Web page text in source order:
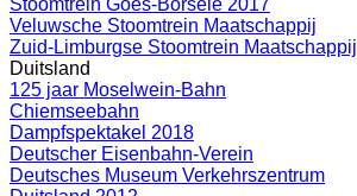
Stoomtrein Goes-Borsele 2017
Veluwsche Stoomtrein Maatschappij
Zuid-Limburgse Stoomtrein Maatschappij
Duitsland
125 jaar Moselwein-Bahn
Chiemseebahn
Dampfspektakel 2018
Deutscher Eisenbahn-Verein
Deutsches Museum Verkehrszentrum